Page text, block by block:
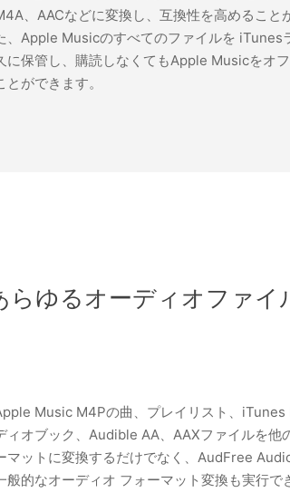
、AACなどに変換し、互換性を高めること
、Apple Musicのすべてのファイルを iTunes
に保管し、購読しなくてもApple Musicをオ
とができます。
らゆるオーディオファ
Music M4Pの曲、プレイリスト、
ィオブック、Audible AA、AAXファイルを他
マットに変換するだけでなく、AudFree
般的なオーディオ フォーマット変換も実行で